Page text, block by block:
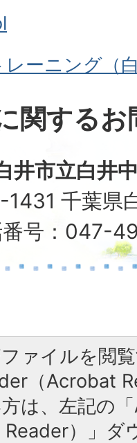
ーニング（
関する
井市立白井
1431 千葉県
番号：047-
ァイルを閲
（Acrobat
は、左記の
）」ダ